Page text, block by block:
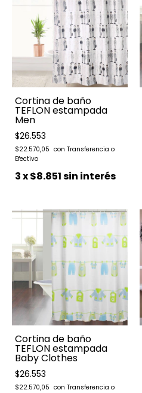
Cortina de baño
TEFLON estampada
Men
$26.553
$22.570,05
3x$8.851sin interés
Cortina de baño
TEFLON estampada
Baby Clothes
$26.553
$22.570,05